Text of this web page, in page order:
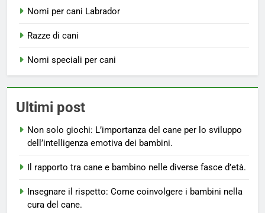
Nomi per cani Labrador
Razze di cani
Nomi speciali per cani
Ultimi post
Non solo giochi: L’importanza del cane per lo sviluppo
dell’intelligenza emotiva dei bambini.
Il rapporto tra cane e bambino nelle diverse fasce d’età.
Insegnare il rispetto: Come coinvolgere i bambini nella
cura del cane.